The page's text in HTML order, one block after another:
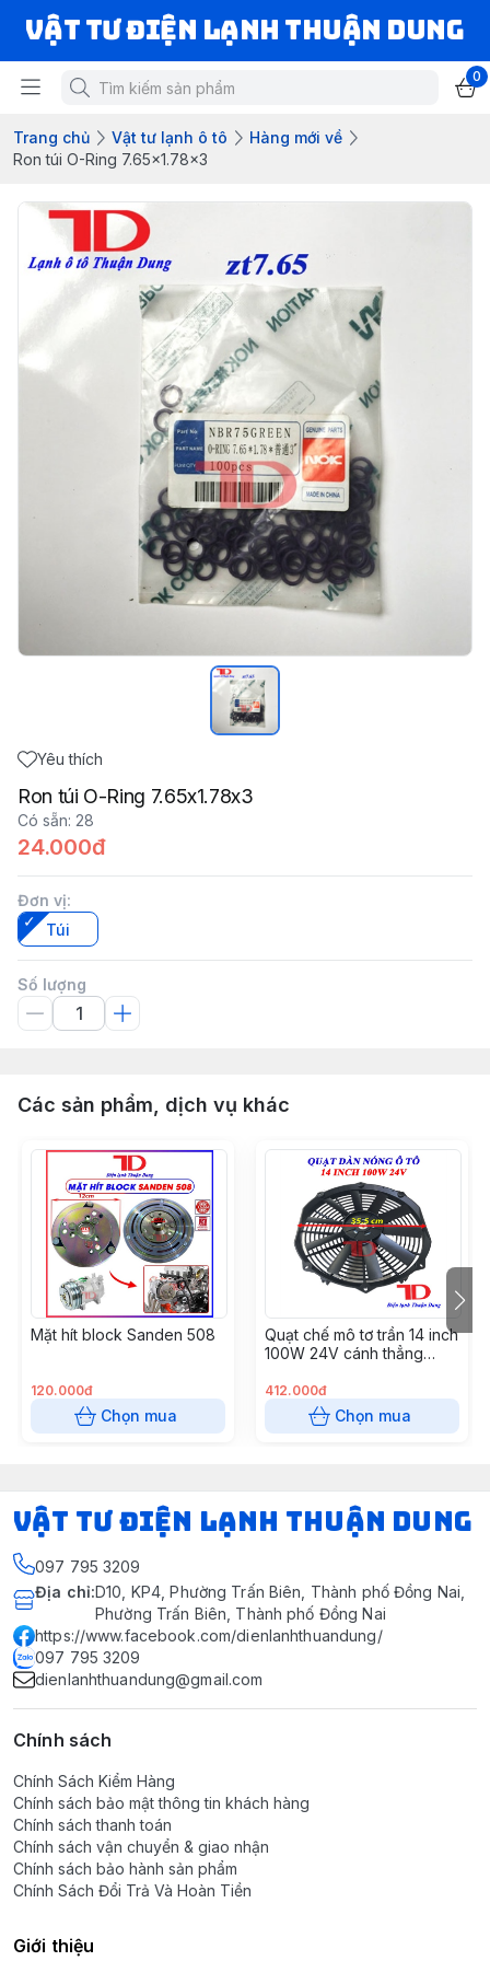
VẬT TƯ ĐIỆN LẠNH THUẬN DUNG
0
Trang chủ Vật tư lạnh ô tô
Hàng mới về
Ron túi O-Ring 7.65x1.78x3
Yêu thích
Ron túi O-Ring 7.65x1.78x3
Có sẵn: 28
24.000đ
Đơn vị:
Túi
Số lượng
Các sản phẩm, dịch vụ khác
Mặt hít block Sanden 508
120.000đ
Chọn mua
Quạt chế mô tơ trần 14 inch
100W 24V cánh thẳng
412.000đ
Chọn mua
VẬT TƯ ĐIỆN LẠNH THUẬN DUNG
097 795 3209
Địa chỉ:D10, KP4, Phường Trấn Biên, Thành phố Đồng Nai,
Phường Trấn Biên, Thành phố Đồng Nai
https://www.facebook.com/dienlanhthuandung/
097 795 3209
dienlanhthuandung@gmail.com
Chính sách
Chính Sách Kiểm Hàng
Chính sách bảo mật thông tin khách hàng
Chính sách thanh toán
Chính sách vận chuyển & giao nhận
Chính sách bảo hành sản phẩm
Chính Sách Đổi Trả Và Hoàn Tiền
Giới thiệu